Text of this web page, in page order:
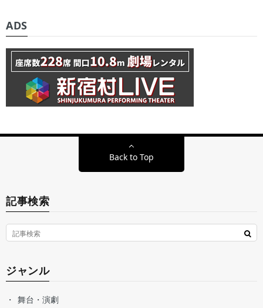
ADS
Back to Top
記事検索
ジャンル
舞台・演劇